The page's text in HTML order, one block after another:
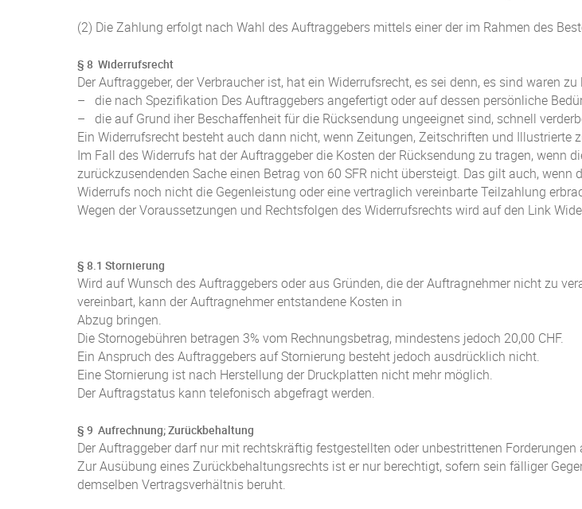
(2) Die Zahlung erfolgt nach Wahl des Auftraggebers mittels einer der im Rahmen des
§ 8 Widerrufsrecht
Der Auftraggeber, der Verbraucher ist, hat ein Widerrufsrecht, es sei denn, es sind waren zu
– die nach Spezifikation Des Auftraggebers angefertigt oder auf dessen persönliche
– die auf Grund iher Beschaffenheit für die Rücksendung ungeeignet sind, schnell
Ein Widerrufsrecht besteht auch dann nicht, wenn Zeitungen, Zeitschriften und Illustrierte
Im Fall des Widerrufs hat der Auftraggeber die Kosten der Rücksendung zu tragen, wenn
zurückzusendenden Sache einen Betrag von 60 SFR nicht übersteigt. Das gilt auch,
Widerrufs noch nicht die Gegenleistung oder eine vertraglich vereinbarte Teilzahlung
Wegen der Voraussetzungen und Rechtsfolgen des Widerrufsrechts wird auf den Link
§ 8.1 Stornierung
Wird auf Wunsch des Auftraggebers oder aus Gründen, die der Auftragnehmer nicht zu
vereinbart, kann der Auftragnehmer entstandene Kosten in
Abzug bringen.
Die Stornogebühren betragen 3% vom Rechnungsbetrag, mindestens jedoch 20,00 CHF.
Ein Anspruch des Auftraggebers auf Stornierung besteht jedoch ausdrücklich nicht.
Eine Stornierung ist nach Herstellung der Druckplatten nicht mehr möglich.
Der Auftragstatus kann telefonisch abgefragt werden.
§ 9 Aufrechnung; Zurückbehaltung
Der Auftraggeber darf nur mit rechtskräftig festgestellten oder unbestrittenen Forderungen
Zur Ausübung eines Zurückbehaltungsrechts ist er nur berechtigt, sofern sein fälliger
demselben Vertragsverhältnis beruht.